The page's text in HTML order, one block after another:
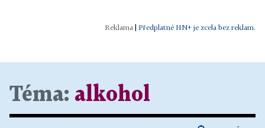
Předplatné HN+ je zcela bez reklam.
Téma: alkohol